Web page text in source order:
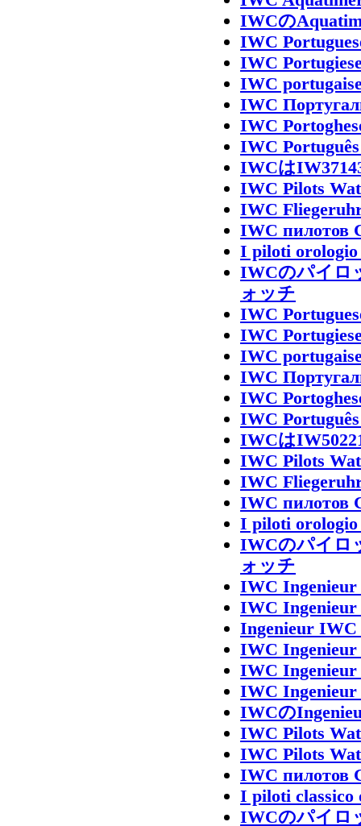
IWCの
IWC
IWC
IWC
IWC
IWC
IWC
IWCは
IWC Pilots
IWC
IWC пилотов
I piloti
IWCのパイロ
ォッチ
IWC
IWC
IWC
IWC
IWC
IWC
IWCは
IWC Pilots
IWC
IWC пилотов
I piloti
IWCのパイロ
ォッチ
IWC Ingenieur
IWC Ingenieur
Ingenieur IWC
IWC Ingenieur
IWC Ingenieur
IWC Ingenieur
IWCの
IWC Pilots
IWC Pilots
IWC пилотов
I piloti classico
IWCのパイロ